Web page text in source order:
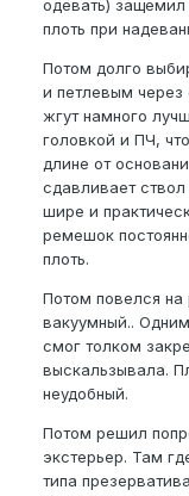
одевать)
плоть при
Потом долго
и петлевым через
жгут намного
головкой и ПЧ,
длине от
сдавливает
шире и
ремешок
плоть.
Потом повелся на
вакуумный..
смог толком
выскальзывала.
неудобный.
Потом решил
экстерьер. Там
типа